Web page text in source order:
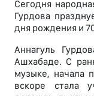
Сегодня
Гурдова
дня рождения и
Аннагуль
Ашхабаде. С
музыке, начала
вскоре стала